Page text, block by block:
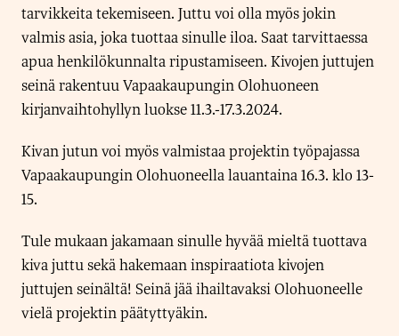
tarvikkeita tekemiseen. Juttu voi olla myös jokin
valmis asia, joka tuottaa sinulle iloa. Saat tarvittaessa
apua henkilökunnalta ripustamiseen. Kivojen juttujen
seinä rakentuu Vapaakaupungin Olohuoneen
kirjanvaihtohyllyn luokse 11.3.-17.3.2024.
Kivan jutun voi myös valmistaa projektin työpajassa
Vapaakaupungin Olohuoneella lauantaina 16.3. klo 13-
15.
Tule mukaan jakamaan sinulle hyvää mieltä tuottava
kiva juttu sekä hakemaan inspiraatiota kivojen
juttujen seinältä! Seinä jää ihailtavaksi Olohuoneelle
vielä projektin päätyttyäkin.